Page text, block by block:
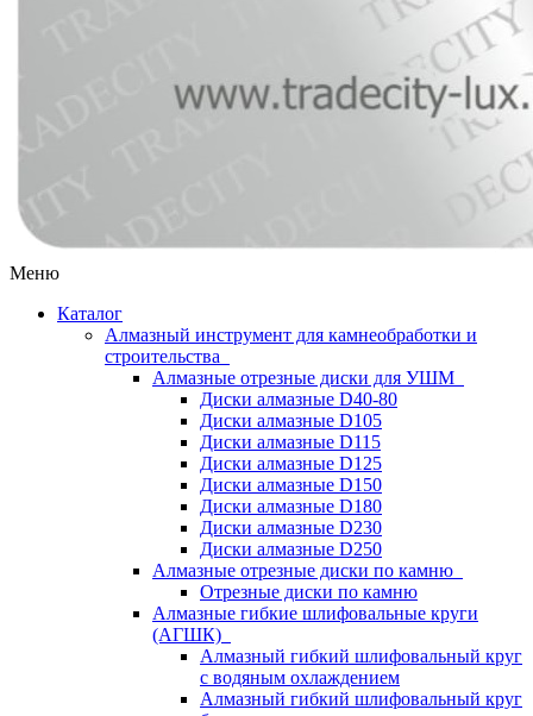
Меню
Каталог
Алмазный инструмент для камнеобработки и
строительства
Алмазные отрезные диски для УШМ
Диски алмазные D40-80
Диски алмазные D105
Диски алмазные D115
Диски алмазные D125
Диски алмазные D150
Диски алмазные D180
Диски алмазные D230
Диски алмазные D250
Алмазные отрезные диски по камню
Отрезные диски по камню
Алмазные гибкие шлифовальные круги
(АГШК)
Алмазный гибкий шлифовальный круг
с водяным охлаждением
Алмазный гибкий шлифовальный круг